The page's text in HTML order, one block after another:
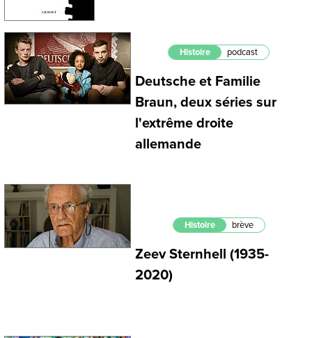
Histoire podcast
Deutsche et Familie
Braun, deux séries sur
l'extrême droite
allemande
Histoire brève
Zeev Sternhell (1935-
2020)